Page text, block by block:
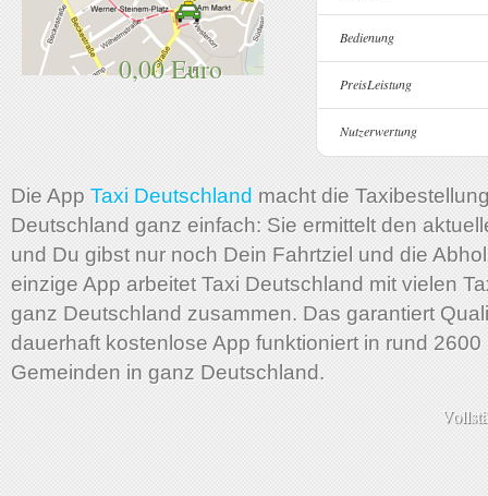
0,00 Euro
Bedienung
PreisLeistung
Nutzerwertung
Die App Taxi Deutschland macht die
Deutschland ganz einfach: Sie ermittelt den
und Du gibst nur noch Dein Fahrtziel und die
einzige App arbeitet Taxi Deutschland mit vielen
ganz Deutschland zusammen. Das garantiert
dauerhaft kostenlose App funktioniert in rund
Gemeinden in ganz Deutschland.